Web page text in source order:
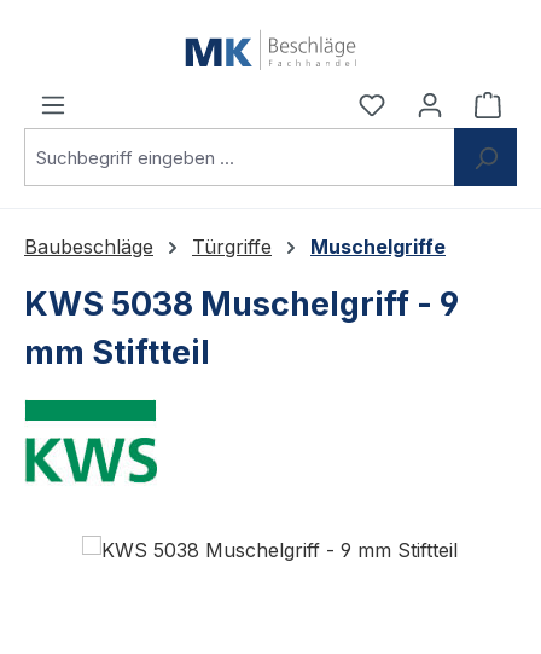
Du hast 0
Baubeschläge Türgriffe Muschelgriffe
KWS 5038 Muschelgriff - 9
mm Stiftteil